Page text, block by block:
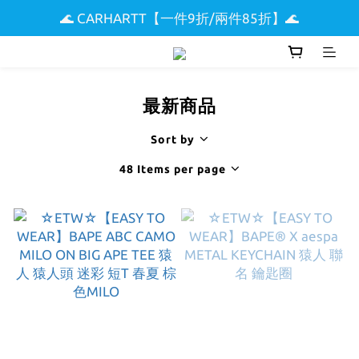
🌟 全館滿$5000現折$300 🌟
🌊 CARHARTT【一件9折/兩件85折】🌊
🏖️ SUPREME & STUSSY短T【兩件9折區】🏖️
最新商品
Sort by
48 Items per page